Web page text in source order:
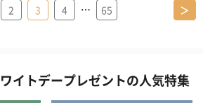
2 3 4 … 65 ＞
イトデープレゼントの人気特集